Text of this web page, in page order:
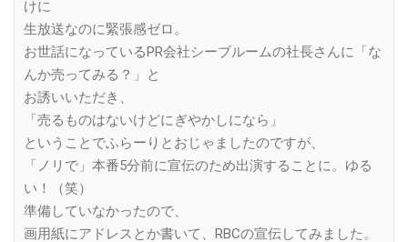
けに
生放送なのに緊張感ゼロ。
お世話になっているPR会社シーブルームの社長さんに「な
んか売ってみる？」と
お誘いいただき、
「売るものはないけどにぎやかしになら」
ということでふらーりとおじゃましたのですが、
「ノリで」本番5分前に宣伝のため出演することに。ゆる
い！（笑）
準備していなかったので、
画用紙にアドレスとか書いて、RBCの宣伝してみました。